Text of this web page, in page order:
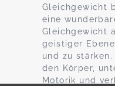
Gleichgewicht
eine
Gleichgewicht
geistiger
und zu
den Körper,
Motorik und